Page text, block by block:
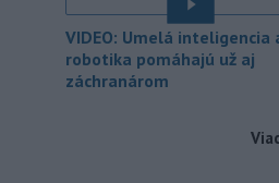
boli do odvolania vyhlásené
mimoriadne situácie v obciach
Čaj a Vyšný Čaj v okrese Košice-
hudobného festivalu
VIDEO: Umelá inteligencia
robotika pomáhajú už aj
záchranárom